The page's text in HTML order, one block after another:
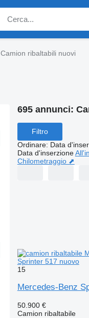
Camion ribaltabili nuovi
695 annunci:
Filtro
Ordinare: Data
Data d'inserzione
Chilometraggio ⬈
Sprinter 517 nuovo
15
Mercedes-Benz
50.900 €
Camion ribaltabile